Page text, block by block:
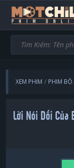
XEM PHIM PHIM BỘ
Lời Nói Dối